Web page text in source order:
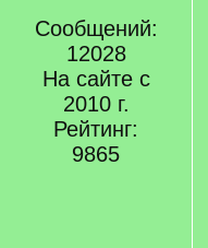
Сообщений:
12028
На сайте с
2010 г.
Рейтинг:
9865